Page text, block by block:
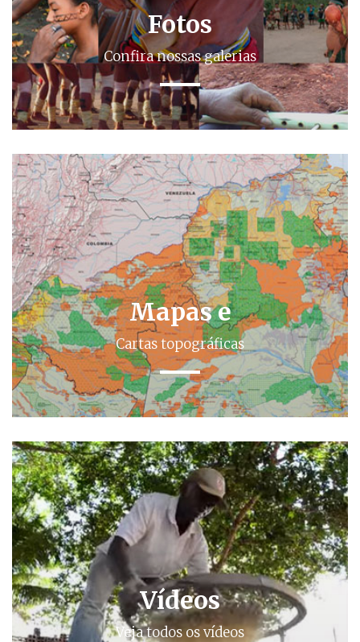
Fotos
Confira nossas galerias
Mapas e
Cartas topográficas
Vídeos
Veja todos os vídeos